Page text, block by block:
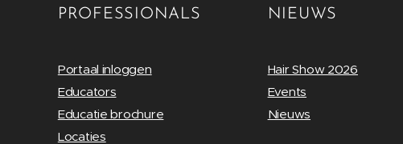
PROFESSIONALS
Portaal inloggen
Educators
Educatie brochure
Locaties
NIEUWS
Hair Show 2026
Events
Nieuws